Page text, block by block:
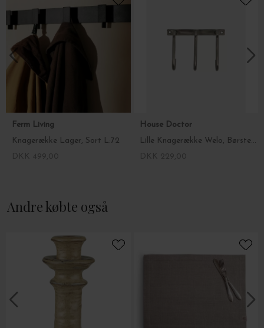
Skruer og rawlplugs til ophæng medfølger ikke.
Ferm Living
Knagerække Lager, Sort L:72
House Doctor
Lille Knagerække Welo, Børstet sølvfinish
Andre købte også